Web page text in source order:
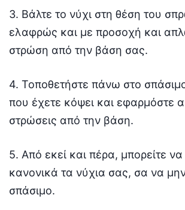
3. Βάλτε το νύχι στη θέση του
ελαφρώς και με προσοχή και
στρώση από την βάση σας.
4. Τοποθετήστε πάνω στο
που έχετε κόψει και εφαρμόστε
στρώσεις από την βάση.
5. Από εκεί και πέρα, μπορείτε
κανονικά τα νύχια σας, σα να
σπάσιμο.